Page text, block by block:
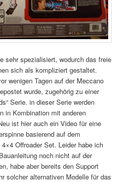
sehr spezialisiert, wodurch das freie
sich als kompliziert gestaltet.
wenigen Tagen auf der Meccano
wurde, zugehörig zu einer
Serie. in dieser Serie werden
in Kombination mit anderen
ist hier auch ein Video für eine
basierend auf dem
Offroader Set. Leider habe ich
noch nicht auf der
habe aber bereits den Support
solcher alternativen Modelle für das